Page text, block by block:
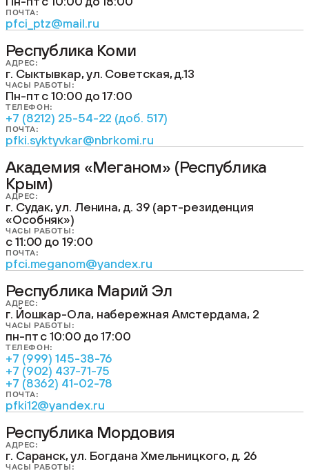
ПОЧТА:
pfci_ptz@mail.ru
Республика Коми
АДРЕС:
г. Сыктывкар, ул. Советская, д.13
ЧАСЫ РАБОТЫ:
Пн-пт с 10:00 до 17:00
ТЕЛЕФОН:
+7 (8212) 25-54-22 (доб. 517)
ПОЧТА:
pfki.syktyvkar@nbrkomi.ru
Академия «Меганом» (Республика
Крым)
АДРЕС:
г. Судак, ул. Ленина, д. 39 (арт-резиденция
«Особняк»)
ЧАСЫ РАБОТЫ:
с 11:00 до 19:00
ПОЧТА:
pfci.meganom@yandex.ru
Республика Марий Эл
АДРЕС:
г. Йошкар-Ола, набережная Амстердама, 2
ЧАСЫ РАБОТЫ:
пн-пт с 10:00 до 17:00
ТЕЛЕФОН:
+7 (999) 145-38-76
+7 (902) 437-71-75
+7 (8362) 41-02-78
ПОЧТА:
pfki12@yandex.ru
Республика Мордовия
АДРЕС:
г. Саранск, ул. Богдана Хмельницкого, д. 26
ЧАСЫ РАБОТЫ: